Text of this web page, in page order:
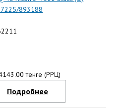
893188
тенге (РРЦ)
Подробнее